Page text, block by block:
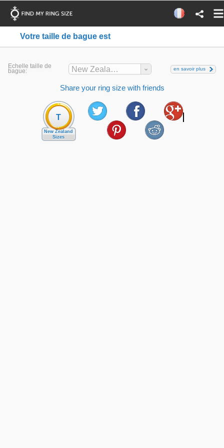
Votre taille de bague est
Echelle taille de
bague: New Zealand en savoir plus
Share your ring size with friends
T
New Zealand
Sizes